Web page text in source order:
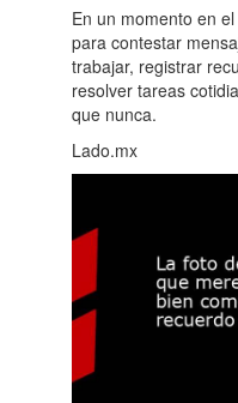
En un momento en
para contestar
trabajar, registrar
resolver tareas
que nunca.
Lado.mx